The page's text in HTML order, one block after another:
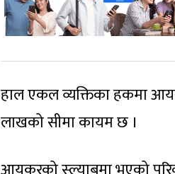
हाल एकल व्यक्तिका हकमा
लाखको सीमा कायम छ ।